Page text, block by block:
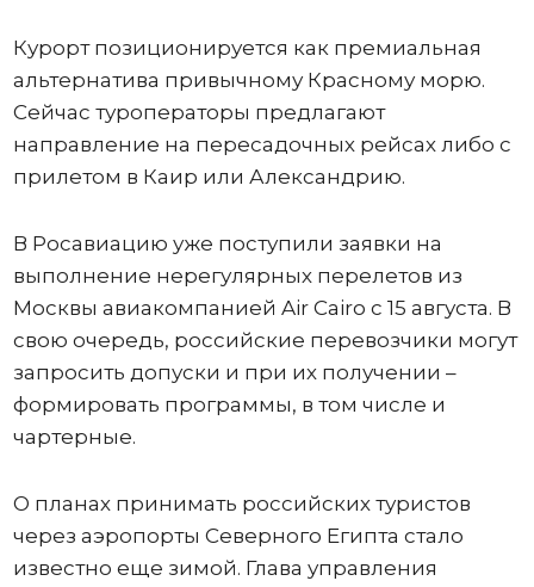
Курорт позиционируется как премиальная
альтернатива привычному Красному морю.
Сейчас туроператоры предлагают
направление на пересадочных рейсах либо с
прилетом в Каир или Александрию.
В Росавиацию уже поступили заявки на
выполнение нерегулярных перелетов из
Москвы авиакомпанией Air Cairo с 15 августа. В
свою очередь, российские перевозчики могут
запросить допуски и при их получении –
формировать программы, в том числе и
чартерные.
О планах принимать российских туристов
через аэропорты Северного Египта стало
известно еще зимой. Глава управления